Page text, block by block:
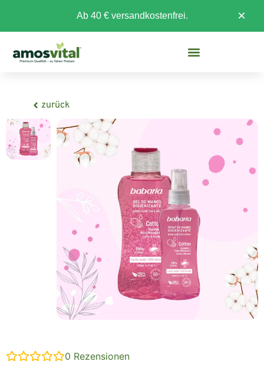
Ab 40 € versandkostenfrei. ×
0 Rezensionen
zurück